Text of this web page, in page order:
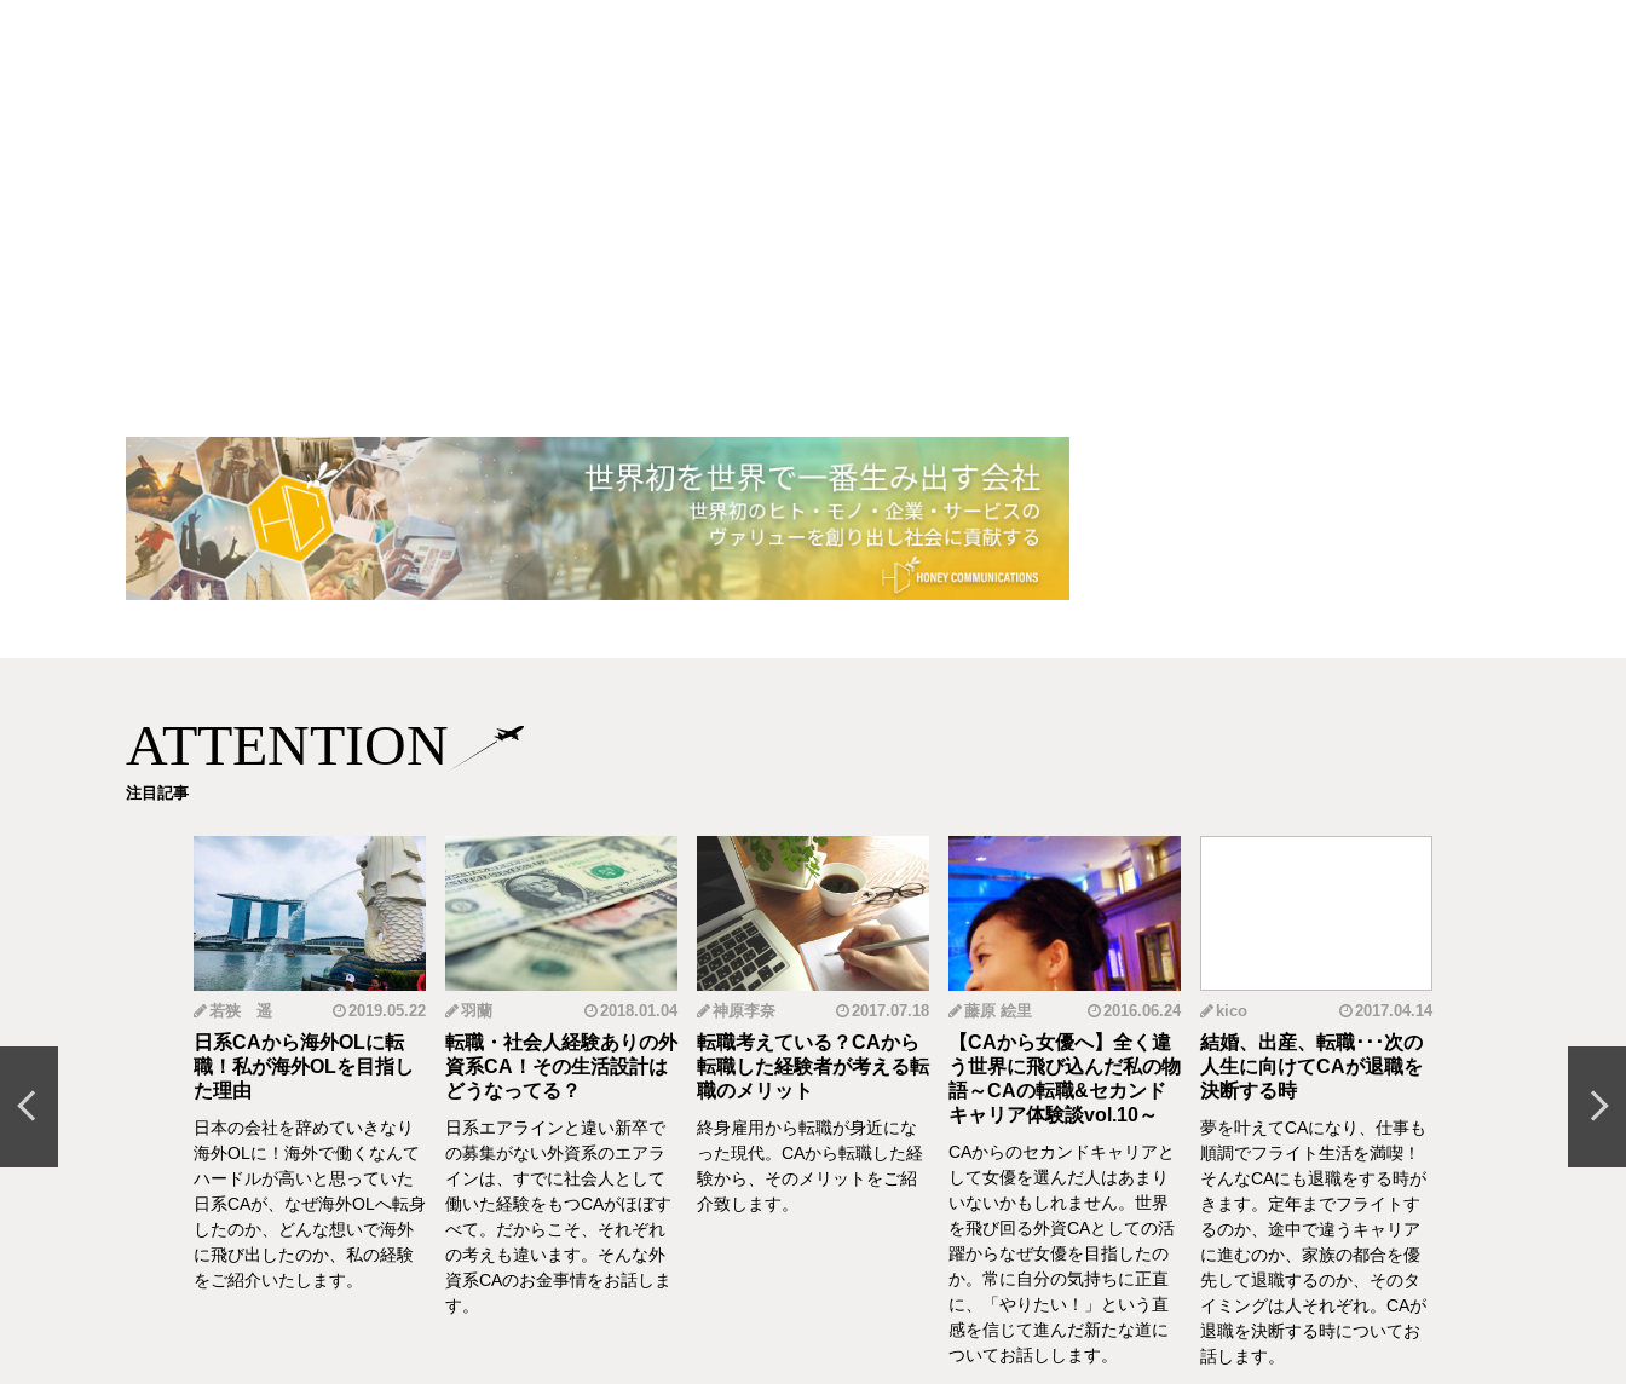
ATTENTION
注目記事
ら野菜ソムリエ
の転職＆セカン
ア体験談vol.13～
若狭 遥 2019.05.22
日系CAから海外OLに転
職！私が海外OLを目指し
た理由
日本の会社を辞めていきなり
海外OLに！海外で働くなんて
ハードルが高いと思っていた
日系CAが、なぜ海外OLへ転身
したのか、どんな想いで海外
に飛び出したのか、私の経験
をご紹介いたします。
羽蘭 2018.01.04
転職・社会人経験ありの外
資系CA！その生活設計は
どうなってる？
日系エアラインと違い新卒で
の募集がない外資系のエアラ
インは、すでに社会人として
働いた経験をもつCAがほぼす
べて。だからこそ、それぞれ
の考えも違います。そんな外
資系CAのお金事情をお話しま
す。
神原李奈 2017.07.18
転職考えている？CAから
転職した経験者が考える転
職のメリット
終身雇用から転職が身近にな
った現代。CAから転職した経
験から、そのメリットをご紹
介致します。
藤原 絵里 2016.06.24
【CAから女優へ】全く違
う世界に飛び込んだ私の物
語～CAの転職&セカンド
キャリア体験談vol.10～
CAからのセカンドキャリアと
して女優を選んだ人はあまり
いないかもしれません。世界
を飛び回る外資CAとしての活
躍からなぜ女優を目指したの
か。常に自分の気持ちに正直
に、「やりたい！」という直
感を信じて進んだ新たな道に
ついてお話しします。
kico 2017.04.14
結婚、出産、転職･･･次の
人生に向けてCAが退職を
決断する時
夢を叶えてCAになり、仕事も
順調でフライト生活を満喫！
そんなCAにも退職をする時が
きます。定年までフライトす
るのか、途中で違うキャリア
に進むのか、家族の都合を優
先して退職するのか、そのタ
イミングは人それぞれ。CAが
退職を決断する時についてお
話します。
元CAの育児論！離
間を持ちたいをCA